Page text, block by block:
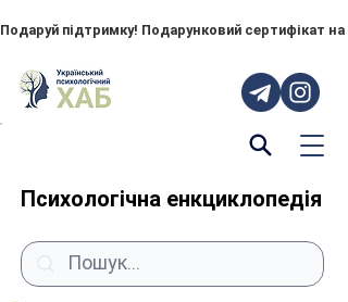
Подаруй підтримку! Подарунковий сертифікат
Психологічна енкциклопедія